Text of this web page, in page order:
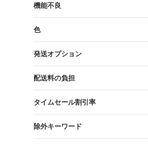
機能不良
色
発送オプション
配送料の負担
タイムセール割引率
除外キーワード